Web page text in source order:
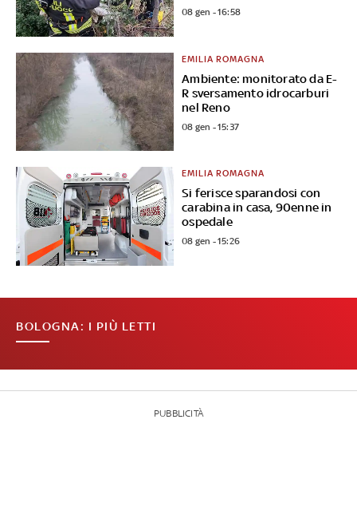
08 gen - 16:58
Ambiente: monitorato da E-
R sversamento idrocarburi
nel Reno
EMILIA ROMAGNA
08 gen - 15:37
Si ferisce sparandosi con
carabina in casa, 90enne in
ospedale
EMILIA ROMAGNA
08 gen - 15:26
BOLOGNA: I PIÙ LETTI
PUBBLICITÀ